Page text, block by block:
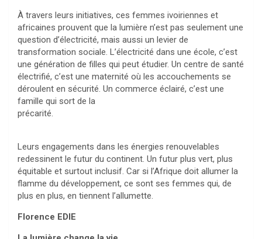
À travers leurs initiatives, ces femmes ivoiriennes et
africaines prouvent que la lumière n’est pas seulement une
question d’électricité, mais aussi un levier de
transformation sociale. L’électricité dans une école, c’est
une génération de filles qui peut étudier. Un centre de santé
électrifié, c’est une maternité où les accouchements se
déroulent en sécurité. Un commerce éclairé, c’est une
famille qui sort de la
précarité.
Leurs engagements dans les énergies renouvelables
redessinent le futur du continent. Un futur plus vert, plus
équitable et surtout inclusif. Car si l’Afrique doit allumer la
flamme du développement, ce sont ses femmes qui, de
plus en plus, en tiennent l’allumette.
Florence EDIE